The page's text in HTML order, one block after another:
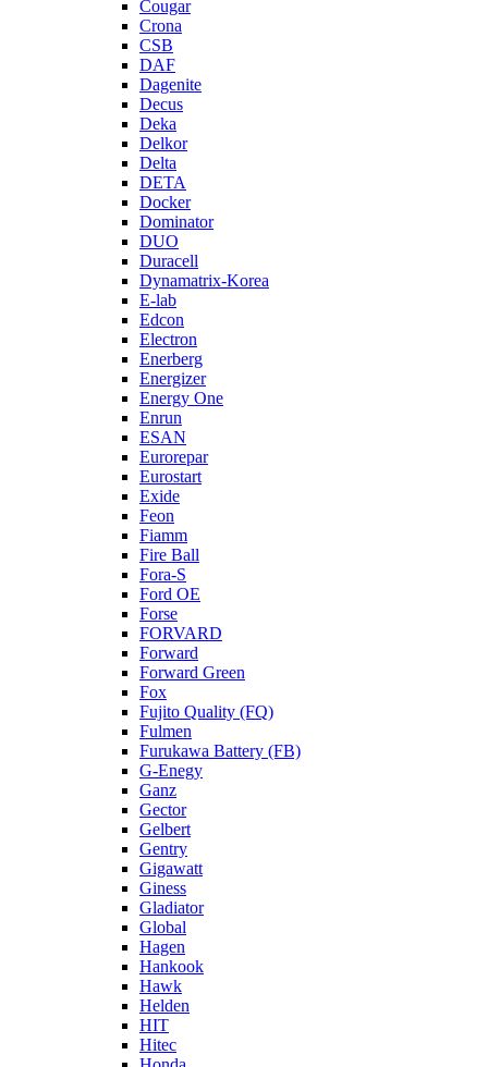
Cougar
Crona
CSB
DAF
Dagenite
Decus
Deka
Delkor
Delta
DETA
Docker
Dominator
DUO
Duracell
Dynamatrix-Korea
E-lab
Edcon
Electron
Enerberg
Energizer
Energy One
Enrun
ESAN
Eurorepar
Eurostart
Exide
Feon
Fiamm
Fire Ball
Fora-S
Ford OE
Forse
FORVARD
Forward
Forward Green
Fox
Fujito Quality (FQ)
Fulmen
Furukawa Battery (FB)
G-Enegy
Ganz
Gector
Gelbert
Gentry
Gigawatt
Giness
Gladiator
Global
Hagen
Hankook
Hawk
Helden
HIT
Hitec